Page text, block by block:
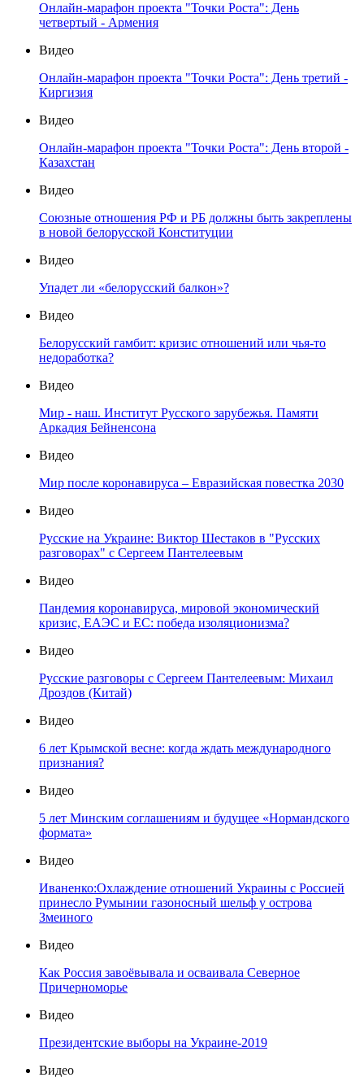
Онлайн-марафон проекта "Точки Роста": День
четвертый - Армения
Видео
Онлайн-марафон проекта "Точки Роста": День третий -
Киргизия
Видео
Онлайн-марафон проекта "Точки Роста": День второй -
Казахстан
Видео
Союзные отношения РФ и РБ должны быть закреплены
в новой белорусской Конституции
Видео
Упадет ли «белорусский балкон»?
Видео
Белорусский гамбит: кризис отношений или чья-то
недоработка?
Видео
Мир - наш. Институт Русского зарубежья. Памяти
Аркадия Бейненсона
Видео
Мир после коронавируса – Евразийская повестка 2030
Видео
Русские на Украине: Виктор Шестаков в "Русских
разговорах" с Сергеем Пантелеевым
Видео
Пандемия коронавируса, мировой экономический
кризис, ЕАЭС и ЕС: победа изоляционизма?
Видео
Русские разговоры с Сергеем Пантелеевым: Михаил
Дроздов (Китай)
Видео
6 лет Крымской весне: когда ждать международного
признания?
Видео
5 лет Минским соглашениям и будущее «Нормандского
формата»
Видео
Иваненко:Охлаждение отношений Украины с Россией
принесло Румынии газоносный шельф у острова
Змеиного
Видео
Как Россия завоёвывала и осваивала Северное
Причерноморье
Видео
Президентские выборы на Украине-2019
Видео